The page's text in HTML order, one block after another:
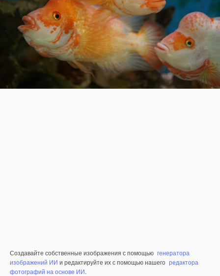
Создавайте собственные изображения с помощью генератора
изображений ИИ и редактируйте их с помощью нашего редактора
фотографий на основе ИИ.